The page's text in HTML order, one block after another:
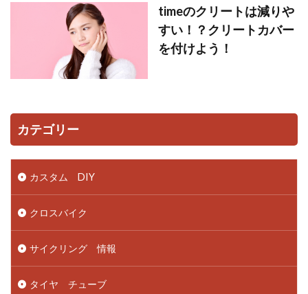
timeのクリートは減りや
すい！？クリートカバー
を付けよう！
カテゴリー
カスタム DIY
クロスバイク
サイクリング 情報
タイヤ チューブ